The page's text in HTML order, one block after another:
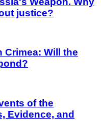
justice?
Crimea: Will the
of the
Evidence, and